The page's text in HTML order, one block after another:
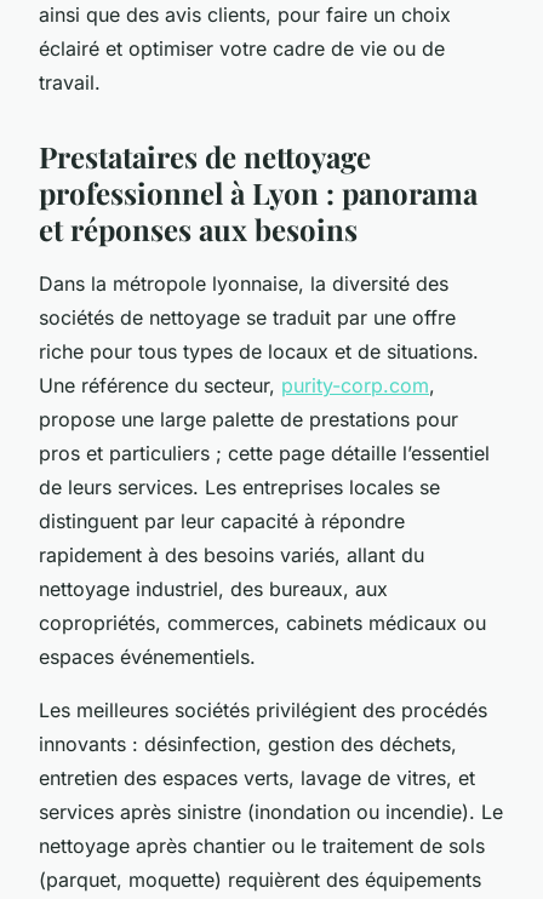
ainsi que des avis clients, pour faire un choix
éclairé et optimiser votre cadre de vie ou de
travail.
Prestataires de nettoyage
professionnel à Lyon : panorama
et réponses aux besoins
Dans la métropole lyonnaise, la diversité des
sociétés de nettoyage se traduit par une offre
riche pour tous types de locaux et de situations.
Une référence du secteur, purity-corp.com,
propose une large palette de prestations pour
pros et particuliers ; cette page détaille l’essentiel
de leurs services. Les entreprises locales se
distinguent par leur capacité à répondre
rapidement à des besoins variés, allant du
nettoyage industriel, des bureaux, aux
copropriétés, commerces, cabinets médicaux ou
espaces événementiels.
Les meilleures sociétés privilégient des procédés
innovants : désinfection, gestion des déchets,
entretien des espaces verts, lavage de vitres, et
services après sinistre (inondation ou incendie). Le
nettoyage après chantier ou le traitement de sols
(parquet, moquette) requièrent des équipements